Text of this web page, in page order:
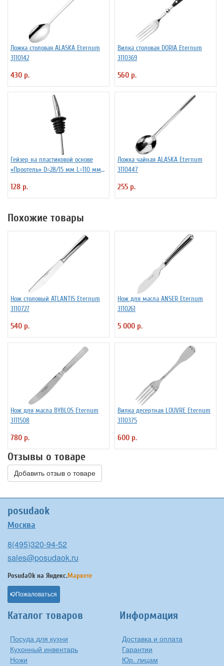
Ложка столовая ALASKA Eternum
3110142
430 р.
Вилка столовая DORIA Eternum
3110369
560 р.
Гейзер на пластиковой основе
«Проотель» D=28/15 мм L=110 мм
128 р.
Ложка чайная ALASKA Eternum
3110447
255 р.
Похожие товары
Нож столовый ATLANTIS Eternum
3110727
540 р.
Нож для масла ANSER Eternum
3110261
5 000 р.
Нож для масла BYBLOS Eternum
3111508
780 р.
Вилка десертная LOUVRE Eternum
3110375
600 р.
Отзывы о товаре
Добавить отзыв о товаре
posudaok
Москва
8(495)320-94-52
sales@posudaok.ru
PosudaOk на Яндекс.Маркете
Пожаловаться
Каталог товаров
Посуда для кухни
Кухонный инвентарь
Ножи
Информация
Доставка и оплата
Гарантии
Юр. лицам